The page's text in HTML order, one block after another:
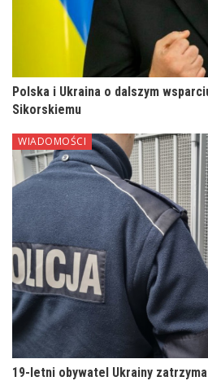
Polska i Ukraina o dalszym
Sikorskiemu
WIADOMOŚCI
19-letni obywatel Ukrainy